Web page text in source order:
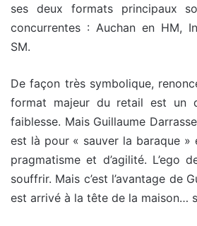
ses deux formats principaux
concurrentes : Auchan en HM,
SM.
De façon très symbolique,
format majeur du retail est un
faiblesse. Mais Guillaume
est là pour « sauver la baraque »
pragmatisme et d’agilité. L’ego
souffrir. Mais c’est l’avantage de
est arrivé à la tête de la maison…